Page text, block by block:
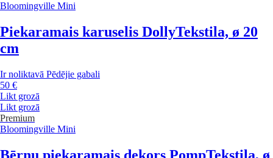
Bloomingville Mini
Piekaramais karuselis DollyTekstila, ø 20
cm
Ir noliktavā Pēdējie gabali
50 €
Likt grozā
Likt grozā
Premium
Bloomingville Mini